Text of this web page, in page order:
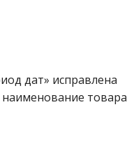
дат» исправлена
товара